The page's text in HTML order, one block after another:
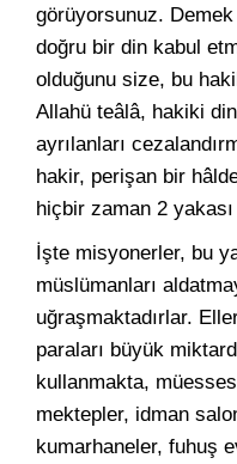
görüyorsunuz.
doğru bir din kabul
olduğunu size, bu
Allahü teâlâ, hakiki
ayrılanları
hakir, perişan bir
hiçbir zaman 2
İşte misyonerler, bu
müslümanları
uğraşmaktadırlar.
paraları büyük
kullanmakta,
mektepler, idman
kumarhaneler, fuhuş